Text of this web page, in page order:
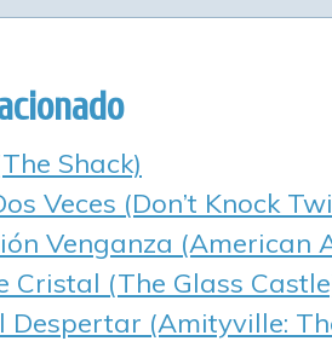
Shack)
Veces (Don’t Knock
Venganza (American
Cristal (The Glass
Despertar (Amityville: